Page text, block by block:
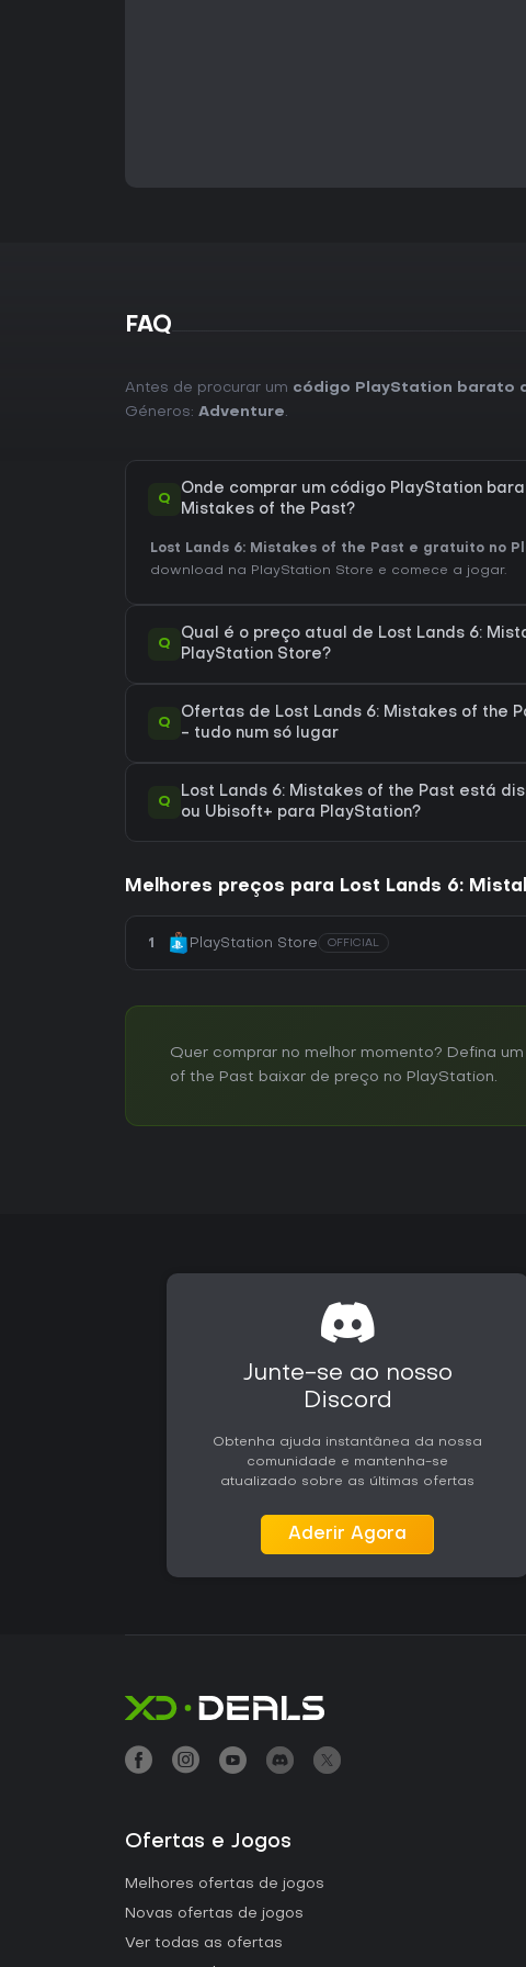
FAQ
Antes de procurar um código PlayStation barato
Géneros: Adventure.
Q
Onde comprar um código PlayStation
Mistakes of the Past?
Lost Lands 6: Mistakes of the Past e gratuito no
download na PlayStation Store e comece a jogar.
Q
Qual é o preço atual de Lost Lands 6:
PlayStation Store?
Q
Ofertas de Lost Lands 6: Mistakes of the
- tudo num só lugar
Q
Lost Lands 6: Mistakes of the Past está
ou Ubisoft+ para PlayStation?
Melhores preços para Lost Lands 6:
1 PlayStation Store OFFICIAL
Quer comprar no melhor momento? Defina
of the Past baixar de preço no PlayStation.
Junte-se ao nosso
Discord
Obtenha ajuda instantânea da nossa
comunidade e mantenha-se
atualizado sobre as últimas ofertas
Aderir Agora
Ofertas e Jogos
Melhores ofertas de jogos
Novas ofertas de jogos
Ver todas as ofertas